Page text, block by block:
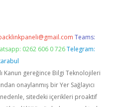
Teams:
0262 606 0 726 Telegram:
Kanun gereğince Bilgi Teknolojileri
onaylanmış bir Yer Sağlayıcı
sitedeki içerikleri proaktif